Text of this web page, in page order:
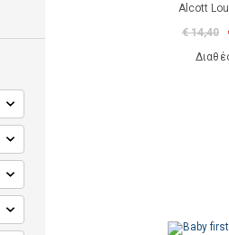
Alcott
€ 14,40